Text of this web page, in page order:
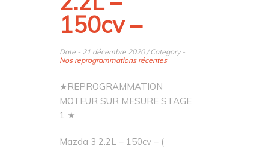
150cv –
Date - 21 décembre 2020 / Category -
Nos reprogrammations récentes
★REPROGRAMMATION
MOTEUR SUR MESURE STAGE
1 ★
Mazda 3 2.2L – 150cv – (